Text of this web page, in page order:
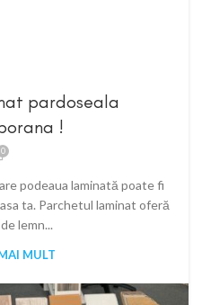
pardoseala
!
0
podeaua laminată poate fi
ta. Parchetul laminat oferă
lemn...
MULT